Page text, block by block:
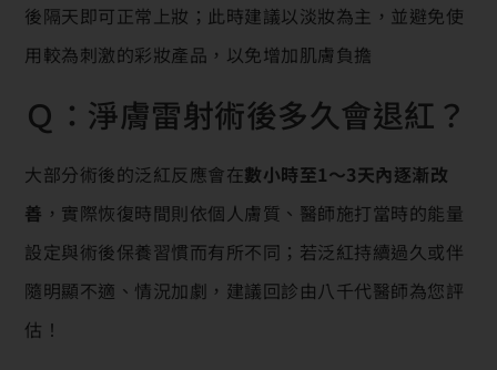
後隔天即可正常上妝；此時建議以淡妝為主，並避免使
用較為刺激的彩妝產品，以免增加肌膚負擔
Ｑ：淨膚雷射術後多久會退紅？
大部分術後的泛紅反應會在數小時至1～3天內逐漸改
善 ，實際恢復時間則依個人膚質、醫師施打當時的能量
設定與術後保養習慣而有所不同；若泛紅持續過久或伴
隨明顯不適、情況加劇，建議回診由八千代醫師為您評
估！